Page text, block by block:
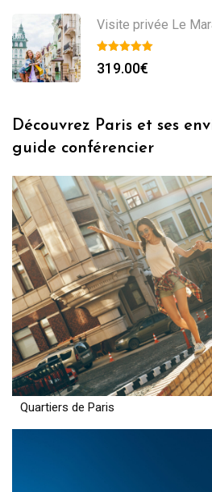
Visite privée Le
319.00€
Découvrez Paris et ses
guide conférencier
Quartiers de Paris